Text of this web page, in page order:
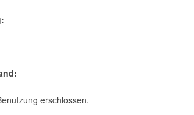
erschlossen.